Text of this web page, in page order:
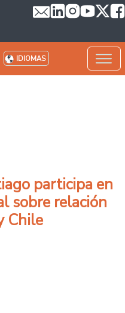
IDIOMAS
participa en
sobre relación
Chile